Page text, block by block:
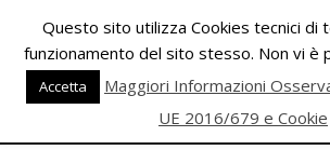
content
PALESTRA
Questo sito utilizza Cookies tecnici di
funzionamento del sito stesso. Non vi è
Accetta
Maggiori Informazioni
UE 2016/679 e Cookie